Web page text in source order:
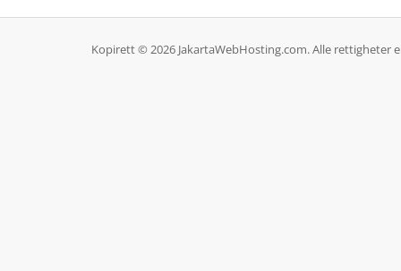
Kopirett © 2026 JakartaWebHosting.com. Alle rettigheter